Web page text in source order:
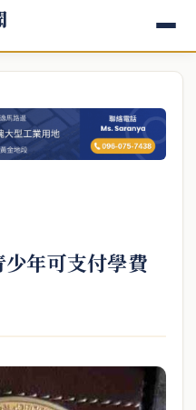
年可支付學費